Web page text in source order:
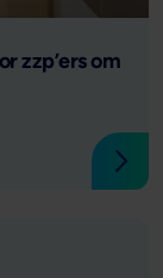
zzp’ers om